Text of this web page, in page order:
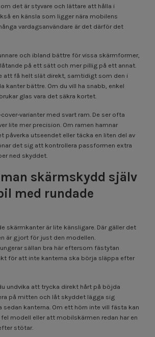
det är styvare och lättare att hålla i
en känsla som ligger nära mobilens
vardagsanvändare är det därför det
och ibland bättre för vissa skärmformer,
på ett sätt och mer pillig på ett annat.
att få helt slät direkt, samtidigt som den i
kanter bättre. Om du vill ha snabb, enkel
glas vara det säkra kortet.
varianter med svart ram. De ser ofta
lite mer precision. Om ramen hamnar
påverka utseendet eller täcka en liten del av
det sig att kontrollera passformen extra
ned skyddet.
skärmskydd själv
med rundade
skärmkanter är lite känsligare. Där gäller det
är gjort för just den modellen.
sällan bra här eftersom fästytan
för att inte kanterna ska börja släppa efter
undvika att trycka direkt hårt på böjda
på mitten och låt skyddet lägga sig
sedan kanterna. Om ett hörn inte vill fästa kan
modell eller att mobilskärmen redan har en
stötar.